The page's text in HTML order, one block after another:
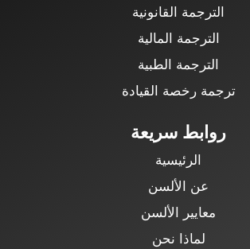
الترجمة القانونية
الترجمة المالية
الترجمة الطبية
ترجمة رخصة القيادة
روابط سريعة
الرئيسية
عن الألسن
معايير الألسن
لماذا نحن